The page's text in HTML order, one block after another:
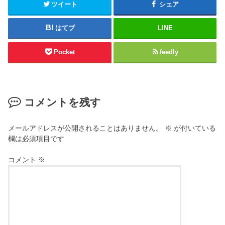
ツイート シェア
はてブ LINE
Pocket feedly
コメントを残す
メールアドレスが公開されることはありません。 ※ が付いている
欄は必須項目です
コメント ※